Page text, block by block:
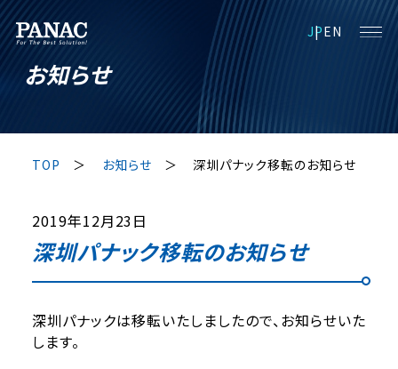
JPEN
お知らせ
TOP お知らせ 深圳パナック移転のお知らせ
2019年12月23日
深圳パナック移転のお知らせ
深圳パナックは移転いたしましたので、お知らせいた
します。